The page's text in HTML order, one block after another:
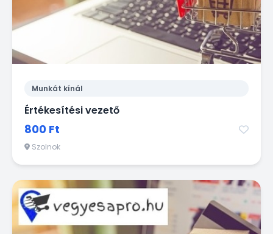
Munkát kínál
Értékesítési vezető
800 Ft
Szolnok